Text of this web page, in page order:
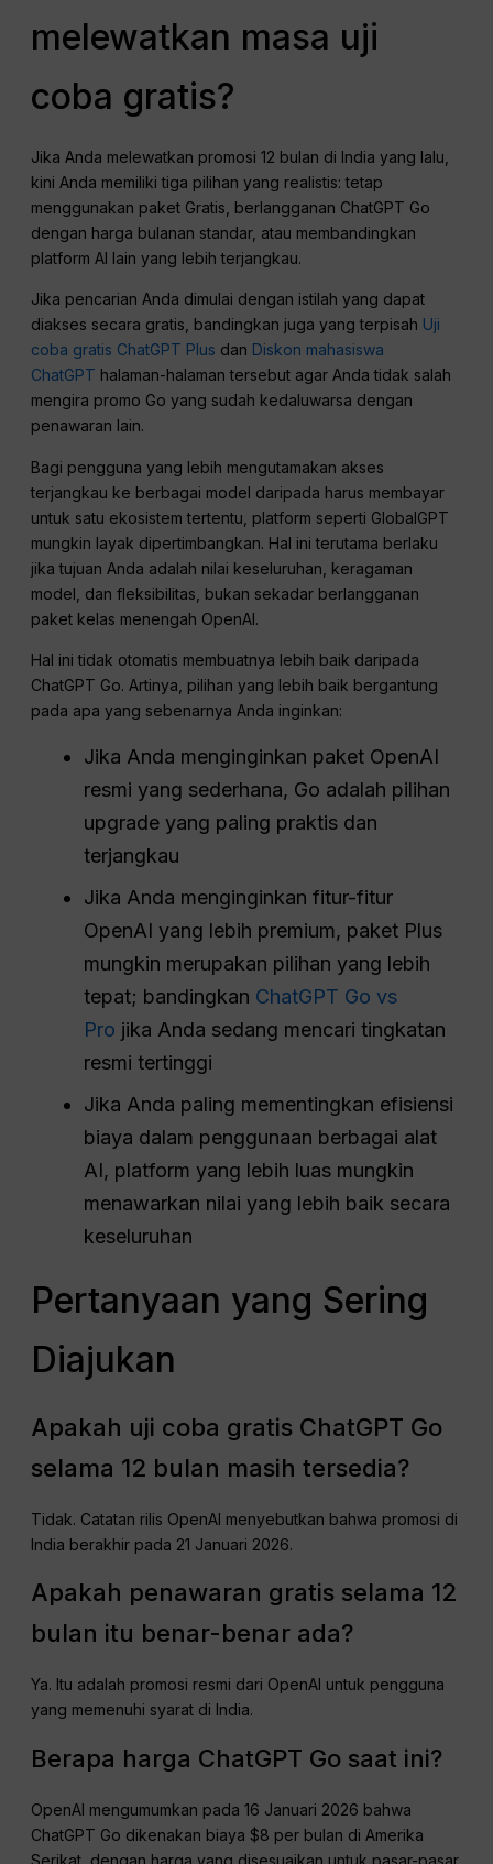
melewatkan masa uji
coba gratis?
Jika Anda melewatkan promosi 12 bulan di India yang lalu,
kini Anda memiliki tiga pilihan yang realistis: tetap
menggunakan paket Gratis, berlangganan ChatGPT Go
dengan harga bulanan standar, atau membandingkan
platform AI lain yang lebih terjangkau.
Jika pencarian Anda dimulai dengan istilah yang dapat
diakses secara gratis, bandingkan juga yang terpisah Uji
coba gratis ChatGPT Plus dan Diskon mahasiswa
ChatGPT halaman-halaman tersebut agar Anda tidak salah
mengira promo Go yang sudah kedaluwarsa dengan
penawaran lain.
Bagi pengguna yang lebih mengutamakan akses
terjangkau ke berbagai model daripada harus membayar
untuk satu ekosistem tertentu, platform seperti GlobalGPT
mungkin layak dipertimbangkan. Hal ini terutama berlaku
jika tujuan Anda adalah nilai keseluruhan, keragaman
model, dan fleksibilitas, bukan sekadar berlangganan
paket kelas menengah OpenAI.
Hal ini tidak otomatis membuatnya lebih baik daripada
ChatGPT Go. Artinya, pilihan yang lebih baik bergantung
pada apa yang sebenarnya Anda inginkan:
Jika Anda menginginkan paket OpenAI
resmi yang sederhana, Go adalah pilihan
upgrade yang paling praktis dan
terjangkau
Jika Anda menginginkan fitur-fitur
OpenAI yang lebih premium, paket Plus
mungkin merupakan pilihan yang lebih
tepat; bandingkan ChatGPT Go vs
Pro jika Anda sedang mencari tingkatan
resmi tertinggi
Jika Anda paling mementingkan efisiensi
biaya dalam penggunaan berbagai alat
AI, platform yang lebih luas mungkin
menawarkan nilai yang lebih baik secara
keseluruhan
Pertanyaan yang Sering
Diajukan
Apakah uji coba gratis ChatGPT Go
selama 12 bulan masih tersedia?
Tidak. Catatan rilis OpenAI menyebutkan bahwa promosi di
India berakhir pada 21 Januari 2026.
Apakah penawaran gratis selama 12
bulan itu benar-benar ada?
Ya. Itu adalah promosi resmi dari OpenAI untuk pengguna
yang memenuhi syarat di India.
Berapa harga ChatGPT Go saat ini?
OpenAI mengumumkan pada 16 Januari 2026 bahwa
ChatGPT Go dikenakan biaya $8 per bulan di Amerika
Serikat, dengan harga yang disesuaikan untuk pasar-pasar